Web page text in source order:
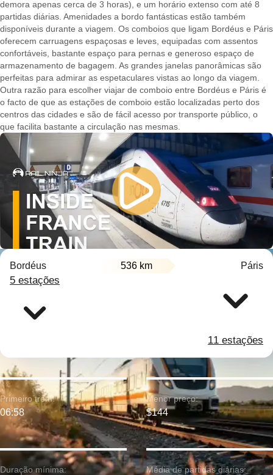
demora apenas cerca de 3 horas), e um horário extenso com até 8
partidas diárias. Amenidades a bordo fantásticas estão também
disponíveis durante a viagem. Os comboios que ligam Bordéus e Páris
oferecem carruagens espaçosas e leves, equipadas com assentos
confortáveis, bastante espaço para pernas e generoso espaço de
armazenamento de bagagem. As grandes janelas panorâmicas são
perfeitas para admirar as espetaculares vistas ao longo da viagem.
Outra razão para escolher viajar de comboio entre Bordéus e Páris é
o facto de que as estações de comboio estão localizadas perto dos
centros das cidades e são de fácil acesso por transporte público, o
que facilita bastante a circulação nas mesmas.
Bordéus 536 km Páris
5 estações
11 estações
Duração mínima:
Primeiro trem:
06:58
Menor preço:
$144
Média de partidas diárias: